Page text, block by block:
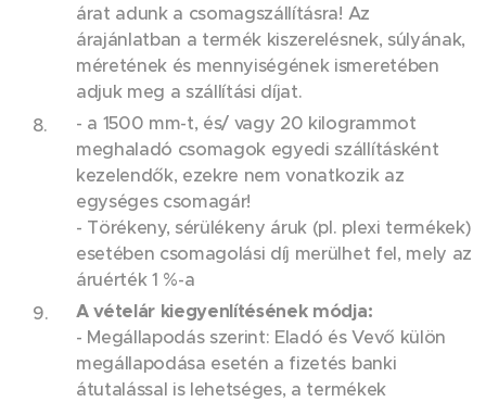
árat adunk a csomagszállításra! Az
árajánlatban a termék kiszerelésnek, súlyának,
méretének és mennyiségének ismeretében
adjuk meg a szállítási díjat.
- a 1500 mm-t, és/ vagy 20 kilogrammot
meghaladó csomagok egyedi szállításként
kezelendők, ezekre nem vonatkozik az
egységes csomagár!
- Törékeny, sérülékeny áruk (pl. plexi termékek)
esetében csomagolási díj merülhet fel, mely az
áruérték 1 %-a
A vételár kiegyenlítésének módja:
- Megállapodás szerint: Eladó és Vevő külön
megállapodása esetén a fizetés banki
átutalással is lehetséges, a termékek